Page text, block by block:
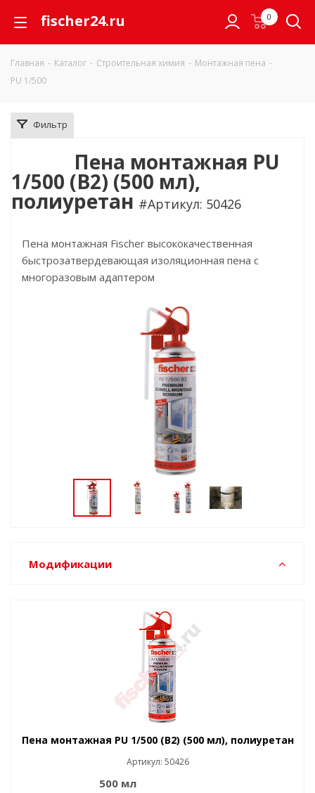
fischer24.ru 0
Главная - Каталог - Строительная химия - Монтажная пена -
PU 1/500
Фильтр
Пена монтажная PU
1/500 (B2) (500 мл),
полиуретан #Артикул: 50426
Пена монтажная Fischer высококачественная
быстрозатвердевающая изоляционная пена с
многоразовым адаптером
Модификации
Пена монтажная PU 1/500 (B2) (500 мл), полиуретан
Артикул: 50426
500 мл